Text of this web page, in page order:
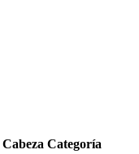
Cabeza Categoría